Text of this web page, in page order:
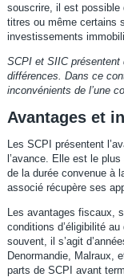
souscrire, il est possible
titres ou même certains
investissements
SCPI et SIIC présentent
différences. Dans ce
inconvénients de l’une
Avantages et
Les SCPI présentent
l’avance. Elle est le
de la durée convenue à
associé récupère ses
Les avantages fiscaux,
conditions d’éligibilité
souvent, il s’agit
Denormandie, Malraux,
parts de SCPI avant